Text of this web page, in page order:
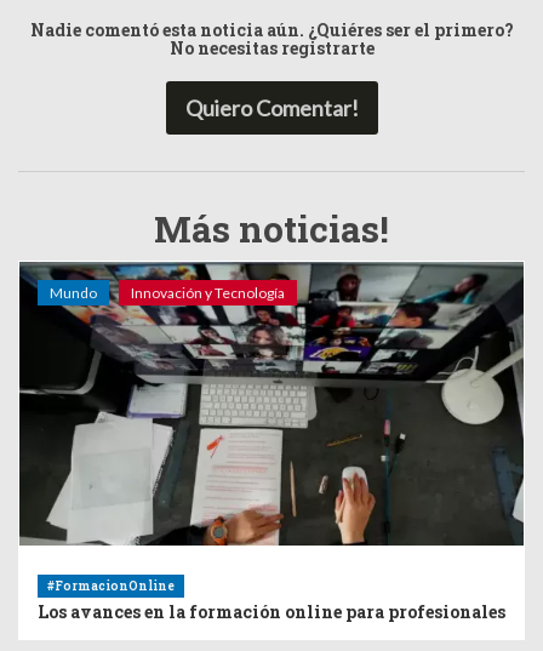
Nadie comentó esta noticia aún. ¿Quiéres ser el primero?
No necesitas registrarte
Quiero Comentar!
Más noticias!
Mundo Innovación y Tecnología
#FormacionOnline
Los avances en la formación online para profesionales